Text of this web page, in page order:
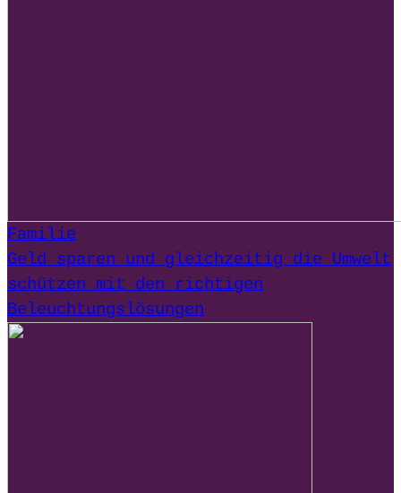
Familie
Geld sparen und gleichzeitig die Umwelt
schützen mit den richtigen
Beleuchtungslösungen